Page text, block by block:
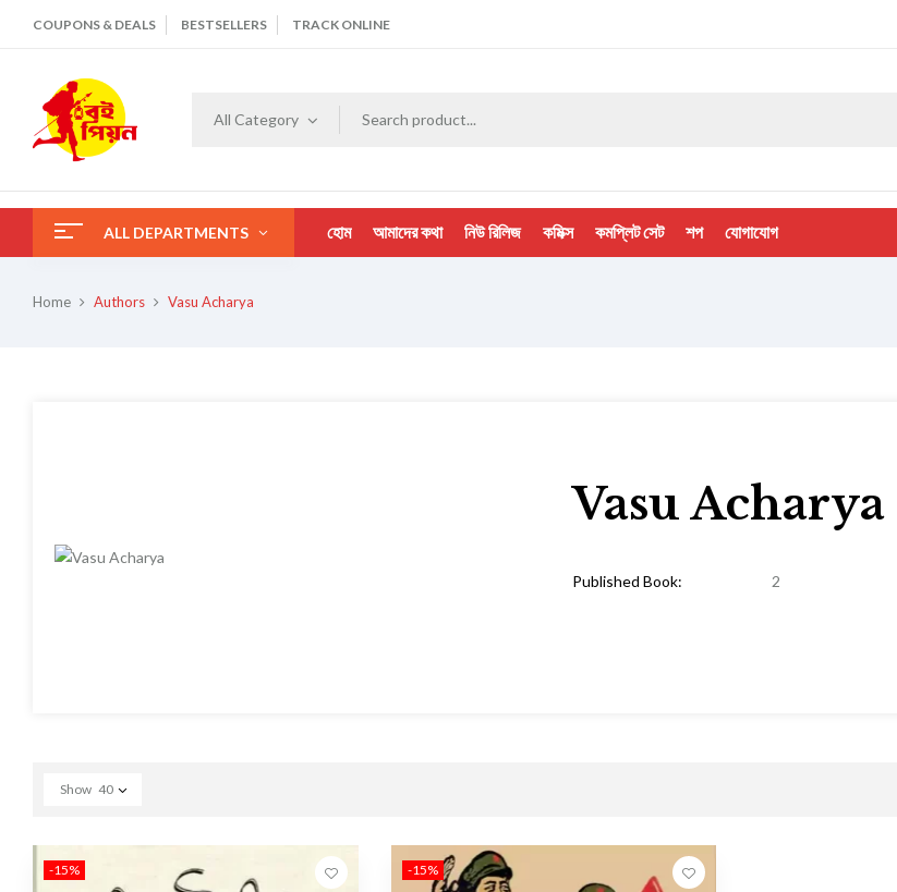
COUPONS & DEALS BESTSELLERS TRACK ONLINE
All Category
ALL DEPARTMENTS হোম আমাদের কথা নিউ রিলিজ কমিক্স কমপ্লিট সেট শপ যোগাযোগ
Home Authors Vasu Acharya
Vasu Acharya
Published Book: 2
Show 40
-15% -15%